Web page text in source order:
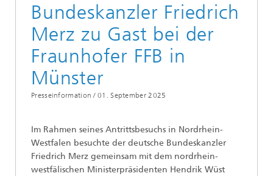
Bundeskanzler Friedrich
Merz zu Gast bei der
Fraunhofer FFB in
Münster
Presseinformation / 01. September 2025
Im Rahmen seines Antrittsbesuchs in Nordrhein-
Westfalen besuchte der deutsche Bundeskanzler
Friedrich Merz gemeinsam mit dem nordrhein-
westfälischen Ministerpräsidenten Hendrik Wüst